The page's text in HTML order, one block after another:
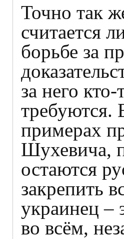
Точно так
считается
борьбе за
за него
требуются.
примерах
Шухевича,
остаются
закрепить
украинец –
во всём,